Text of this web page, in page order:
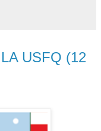
USFQ (12